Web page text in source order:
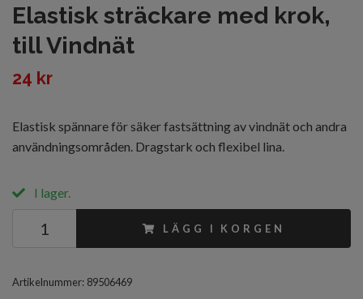
Elastisk sträckare med krok,
till Vindnät
24 kr
Elastisk spännare för säker fastsättning av vindnät och andra
användningsområden. Dragstark och flexibel lina.
I lager.
LÄGG I KORGEN
Artikelnummer: 89506469